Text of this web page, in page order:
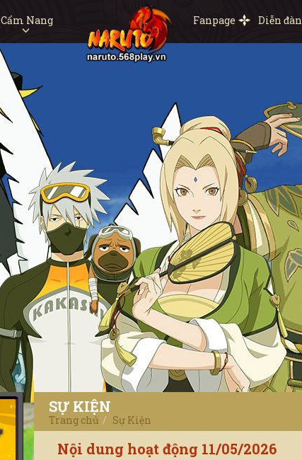
Cẩm Nang Fanpage Diễn đàn
SỰ KIỆN
Trang chủ Sự Kiện
Nội dung hoạt động 11/05/2026